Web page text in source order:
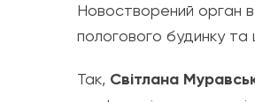
Новостворений орган
пологового будинку та
Так, Світлана